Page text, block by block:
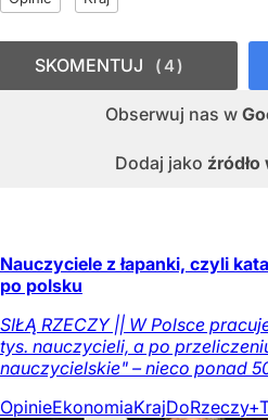
Obserwuj nas w
Dodaj jako źródło
SKOMENTUJ 4
Nauczyciele z łapanki, czyli
po polsku
SIŁĄ RZECZY || W Polsce
tys. nauczycieli, a po
nauczycielskie" – nieco ponad
OpinieEkonomiaKrajDoRzeczy+